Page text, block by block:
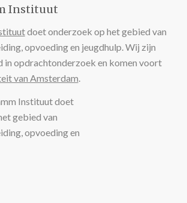
Instituut
doet onderzoek op het gebied van
opvoeding en jeugdhulp. Wij zijn
in opdrachtonderzoek en komen voort
van Amsterdam